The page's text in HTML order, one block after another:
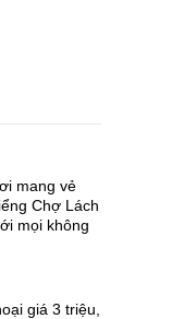
mang vẻ
Chợ Lách
mọi không
giá 3 triệu,